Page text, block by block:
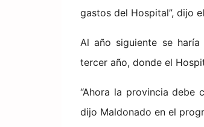
gastos del Hospital”, dijo
Al año siguiente se
tercer año, donde el
“Ahora la provincia debe
dijo Maldonado en el